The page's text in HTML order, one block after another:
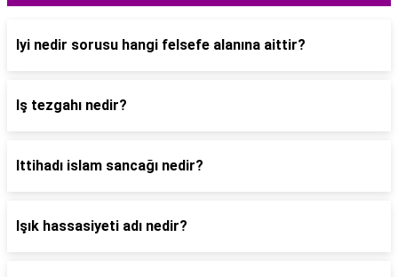
Iyi nedir sorusu hangi felsefe alanına aittir?
Iş tezgahı nedir?
Ittihadı islam sancağı nedir?
Işık hassasiyeti adı nedir?